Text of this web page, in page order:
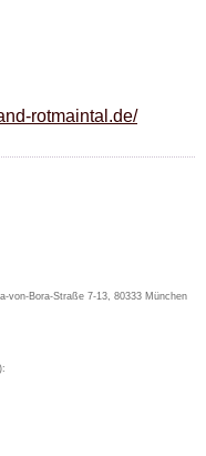
rotmaintal.de/
von-Bora-Straße 7-13, 80333 München